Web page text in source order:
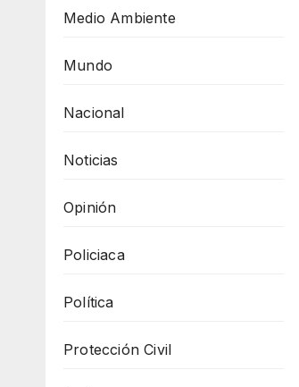
Medio Ambiente
Mundo
Nacional
Noticias
Opinión
Policiaca
Política
Protección Civil